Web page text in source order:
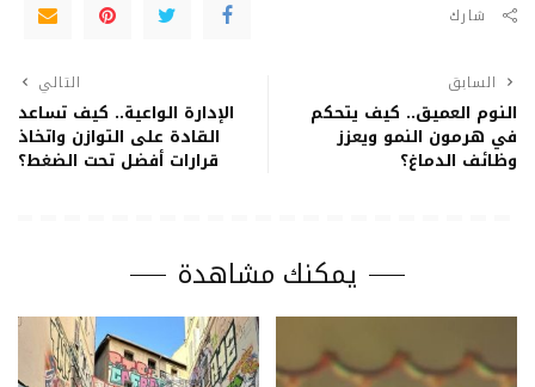
شارك
السابق
النوم العميق.. كيف يتحكم
في هرمون النمو ويعزز
وظائف الدماغ؟
التالي
الإدارة الواعية.. كيف تساعد
القادة على التوازن واتخاذ
قرارات أفضل تحت الضغط؟
يمكنك مشاهدة